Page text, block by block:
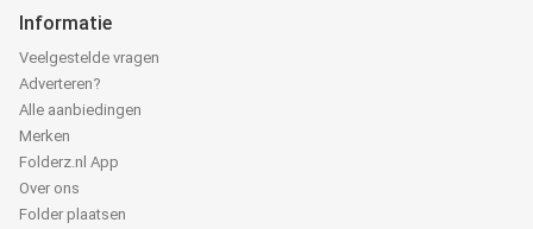
Informatie
Veelgestelde vragen
Adverteren?
Alle aanbiedingen
Merken
Folderz.nl App
Over ons
Folder plaatsen